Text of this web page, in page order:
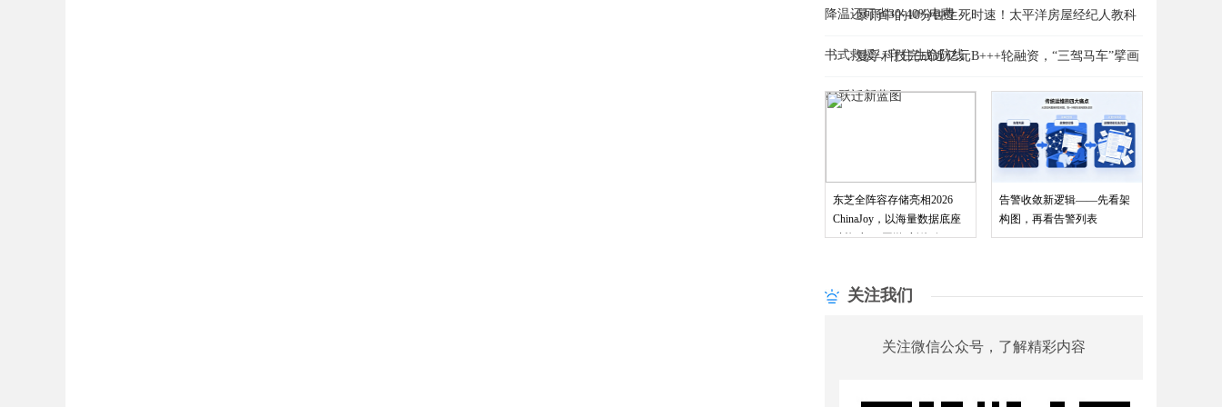
降温还可省30-40%电费
​暴雨中的10分钟生死时速！太平洋房屋经纪人教科
书式救援，守住生命防线
曼孚科技完成近亿元B+++轮融资，“三驾马车”擘画
AI跃迁新蓝图
东芝全阵容存储亮相2026
ChinaJoy，以海量数据底座
赋能“与AI同游”新体验
告警收敛新逻辑——先看架
构图，再看告警列表
关注我们
关注微信公众号，了解精彩内容